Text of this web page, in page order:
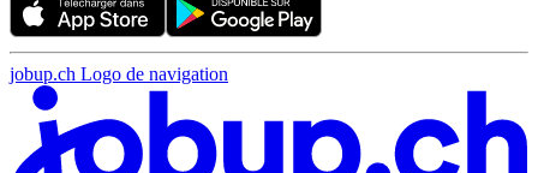
jobup.ch Logo de navigation